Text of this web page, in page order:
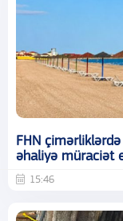
FHN
əhaliyə müraciət
15:46